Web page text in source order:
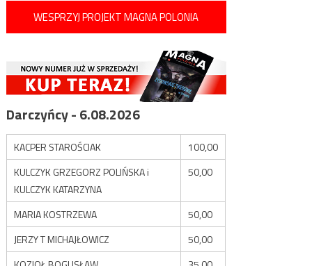
WESPRZYJ PROJEKT MAGNA POLONIA
Darczyńcy - 6.08.2026
KACPER STAROŚCIAK
100,00
KULCZYK GRZEGORZ POLIŃSKA i
KULCZYK KATARZYNA
50,00
MARIA KOSTRZEWA
50,00
JERZY T MICHAJŁOWICZ
50,00